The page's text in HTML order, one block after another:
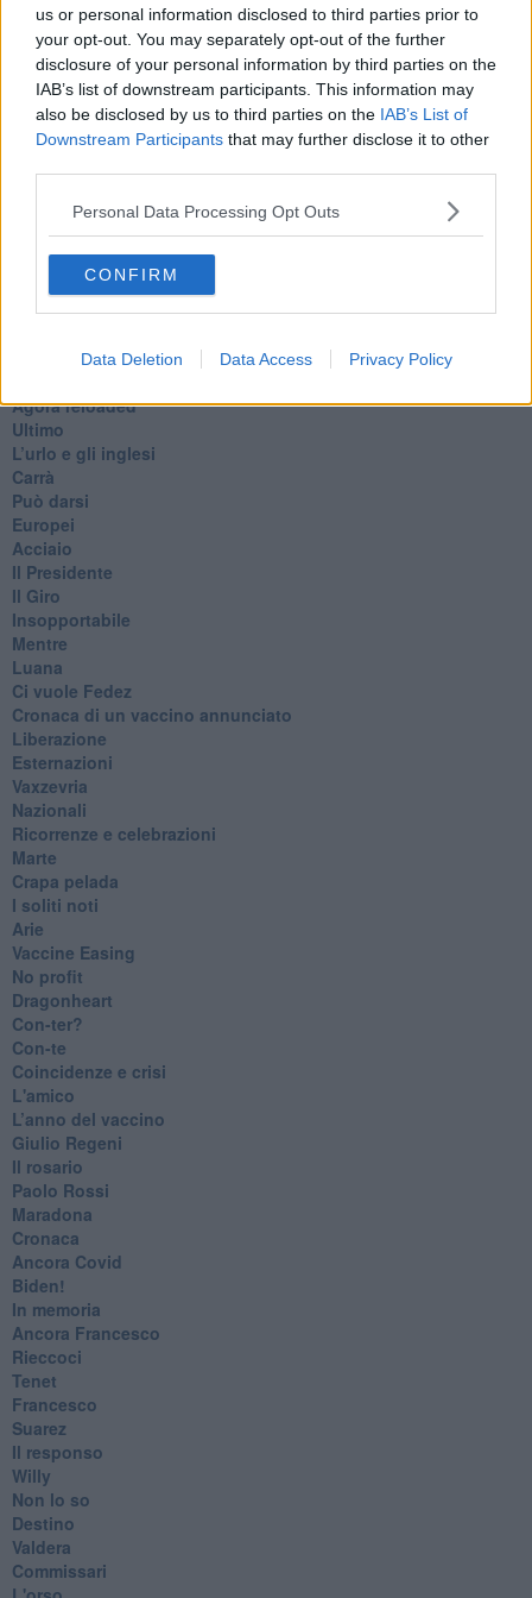
us or personal information disclosed to third parties prior to
your opt-out. You may separately opt-out of the further
disclosure of your personal information by third parties on the
IAB’s list of downstream participants. This information may
also be disclosed by us to third parties on the IAB’s List of
Downstream Participants that may further disclose it to other
Personal Data Processing Opt Outs
CONFIRM
Data Deletion Data Access Privacy Policy
Christopher tra l’altro- decide come si svolge il film”.
Libero Venturi
Se vuoi leggere le notizie principali della Toscana iscriviti alla
Newsletter QUInews - ToscanaMedia.
Arriva gratis tutti i giorni
alle 20:00 direttamente nella tua casella di posta.
Basta cliccareQUI
Ti potrebbe interessare anche:
Articoli dal Blog “Pensieri della domenica” di Libero Venturi
​Agorà reloaded
Ultimo
​L’urlo e gli inglesi
Carrà
Può darsi
Europei
Acciaio
Il Presidente
​Il Giro
Insopportabile
​Mentre
Luana
​Ci vuole Fedez
​Cronaca di un vaccino annunciato
​Liberazione
Esternazioni
Vaxzevria
Nazionali
​Ricorrenze e celebrazioni
Marte
​Crapa pelada
​I soliti noti
Arie
​Vaccine Easing
No profit
Dragonheart
Con-ter?
​Con-te
Coincidenze e crisi
L'amico
​L’anno del vaccino
Giulio Regeni
​Il rosario
Paolo Rossi
Maradona
Cronaca
​Ancora Covid
​Biden!
In memoria
​Ancora Francesco
Rieccoci
Tenet
Francesco
Suarez
​Il responso
Willy
Non lo so
Destino
Valdera
Commissari